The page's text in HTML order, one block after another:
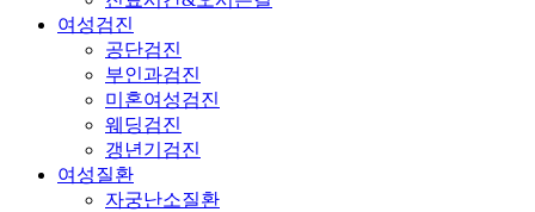
여성검진
공단검진
부인과검진
미혼여성검진
웨딩검진
갱년기검진
여성질환
자궁난소질환